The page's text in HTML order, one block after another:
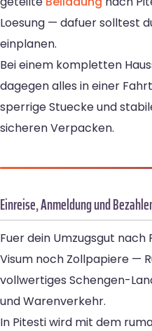
Loesung — dafuer solltest
einplanen.
Bei einem kompletten
dagegen alles in einer
sperrige Stuecke und
sicheren Verpacken.
Einreise, Anmeldung und
Fuer dein Umzugsgut
Visum noch Zollpapiere —
vollwertiges Schengen-
und Warenverkehr.
In Pitesti wird mit dem